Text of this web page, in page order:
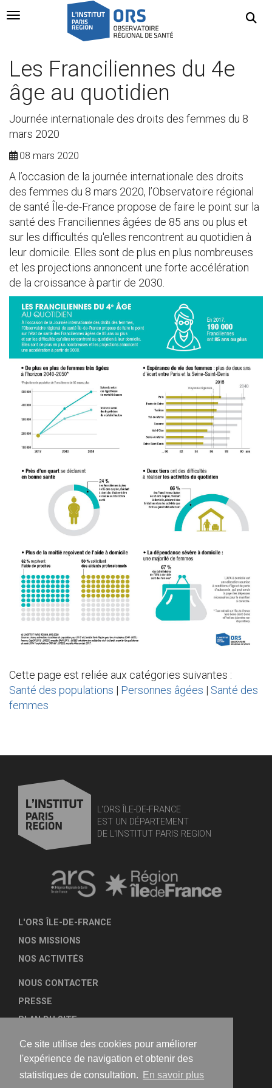
Ce site utilise des cookies pour améliorer
l'expérience de navigation et obtenir des
statistiques de consultation.
En savoir plus
Navigation Toggle
Les Franciliennes du 4e
âge au quotidien
Journée internationale des droits des femmes du 8
mars 2020
08 mars 2020
A l’occasion de la journée internationale des droits
des femmes du 8 mars 2020, l’Observatoire régional
de santé Île-de-France propose de faire le point sur la
santé des Franciliennes âgées de 85 ans ou plus et
sur les difficultés qu'elles rencontrent au quotidien à
leur domicile. Elles sont de plus en plus nombreuses
et les projections annoncent une forte accélération
de la croissance à partir de 2030.
Cette page est reliée aux catégories suivantes :
Santé des populations | Personnes âgées | Santé des
femmes
L'ORS ÎLE-DE-FRANCE
EST UN DÉPARTEMENT
DE L'INSTITUT PARIS REGION
L'ORS ÎLE-DE-FRANCE
NOS MISSIONS
NOS ACTIVITÉS
NOUS CONTACTER
PRESSE
PLAN DU SITE
MENTIONS LÉGALES
TRANSPARENCE
NOUS SUIVRE